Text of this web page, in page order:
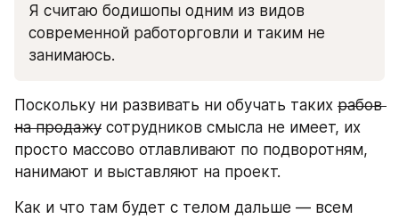
Я считаю бодишопы одним из видов
современной работорговли и таким не
занимаюсь.
Поскольку ни развивать ни обучать таких рабов
на продажу сотрудников смысла не имеет, их
просто массово отлавливают по подворотням,
нанимают и выставляют на проект.
Как и что там будет с телом дальше — всем